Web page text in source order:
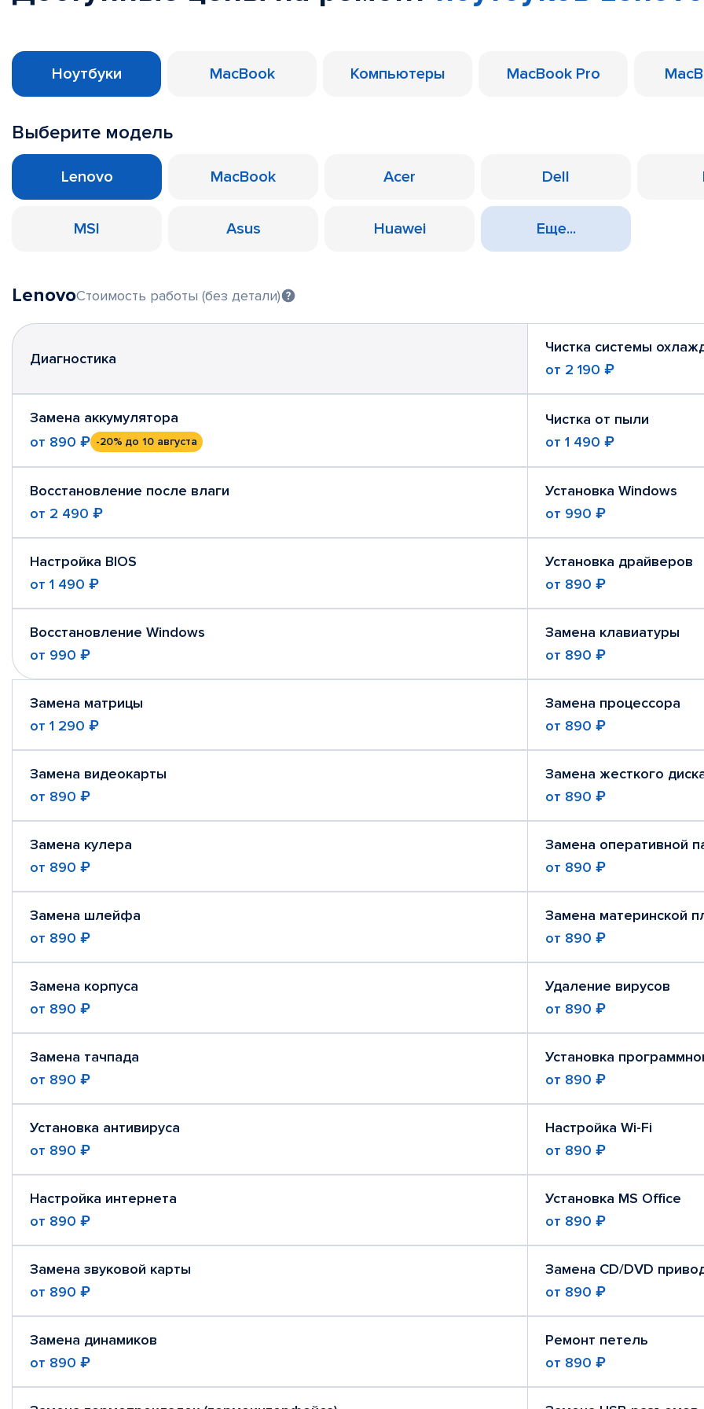
Ноутбуки MacBook Компьютеры MacBook Pro
Выберите модель
Lenovo MacBook Acer Dell
MSI Asus Huawei Еще...
LenovoСтоимость работы (без детали)
Диагностика
Чистка системы
от 2 190 ₽
Замена аккумулятора
от 890 ₽ -20% до 10 августа
Чистка от пыли
от 1 490 ₽
Восстановление после влаги
от 2 490 ₽
Установка Windows
от 990 ₽
Настройка BIOS
от 1 490 ₽
Установка драйверов
от 890 ₽
Восстановление Windows
от 990 ₽
Замена клавиатуры
от 890 ₽
Замена матрицы
от 1 290 ₽
Замена процессора
от 890 ₽
Замена видеокарты
от 890 ₽
Замена жесткого
от 890 ₽
Замена кулера
от 890 ₽
Замена оперативной
от 890 ₽
Замена шлейфа
от 890 ₽
Замена материнской
от 890 ₽
Замена корпуса
от 890 ₽
Удаление вирусов
от 890 ₽
Замена тачпада
от 890 ₽
Установка
от 890 ₽
Установка антивируса
от 890 ₽
Настройка Wi-Fi
от 890 ₽
Настройка интернета
от 890 ₽
Установка MS Office
от 890 ₽
Замена звуковой карты
от 890 ₽
Замена CD/DVD
от 890 ₽
Замена динамиков
от 890 ₽
Ремонт петель
от 890 ₽